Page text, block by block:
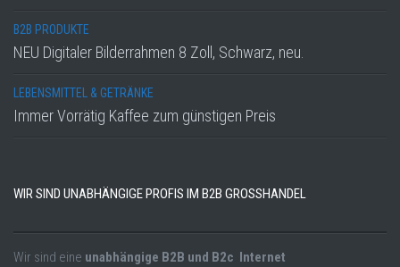
B2B PRODUKTE
NEU Digitaler Bilderrahmen 8 Zoll, Schwarz, neu.
LEBENSMITTEL & GETRÄNKE
Immer Vorrätig Kaffee zum günstigen Preis
WIR SIND UNABHÄNGIGE PROFIS IM B2B GROSSHANDEL
Wir sind eine unabhängige B2B und B2c Internet